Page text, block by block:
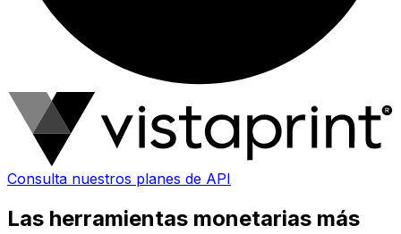
Consulta nuestros planes de API
Las herramientas monetarias más